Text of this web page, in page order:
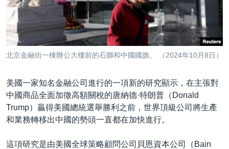
到
索
國際
經貿
視頻
VOA 60秒 (國際)
美國專訊
視頻存檔
時事經緯
新聞音頻
海外港人
國語
關注我們
北京金融街一棟辦公大樓前的石獅和中國國旗。 （2024年10月8日）
美國一家知名金融公司進行的一項新的研究顯示，在主張對
中國商品全面加徵高額關稅的唐納德·特朗普（Donald
Trump）贏得美國總統選舉勝利之前，世界頂級公司將生產
和業務轉移出中國的勢頭一直都在加快進行。
這項研究是由美國全球策略顧問公司貝恩資本公司（Bain